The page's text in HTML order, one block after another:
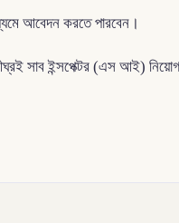
আবেদন করতে পারবেন।
সাব ইন্সপেক্টর (এস আই)